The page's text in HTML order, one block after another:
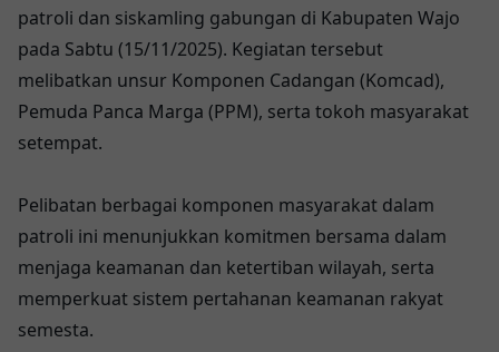
patroli dan siskamling gabungan di Kabupaten Wajo
pada Sabtu (15/11/2025). Kegiatan tersebut
melibatkan unsur Komponen Cadangan (Komcad),
Pemuda Panca Marga (PPM), serta tokoh masyarakat
setempat.
Pelibatan berbagai komponen masyarakat dalam
patroli ini menunjukkan komitmen bersama dalam
menjaga keamanan dan ketertiban wilayah, serta
memperkuat sistem pertahanan keamanan rakyat
semesta.